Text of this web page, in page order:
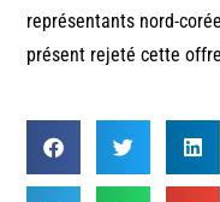
représentants nord-
présent rejeté cette